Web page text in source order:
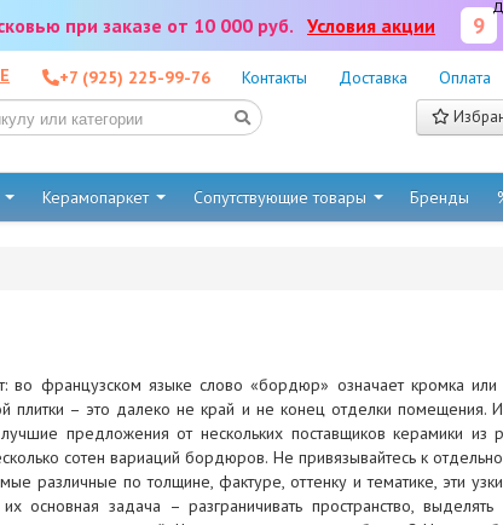
при заказе от 10 000 руб. Условия акции 9
+7 (925) 225-99-76 Контакты Доставка Оплата
Керамопаркет Сопутствующие товары Бренды
во французском языке слово «бордюр» означает кромка
плитки – это далеко не край и не конец отделки помещения.
предложения от нескольких поставщиков керамики из
сотен вариаций бордюров. Не привязывайтесь к
различные по толщине, фактуре, оттенку и тематике, эти
основная задача – разграничивать пространство,